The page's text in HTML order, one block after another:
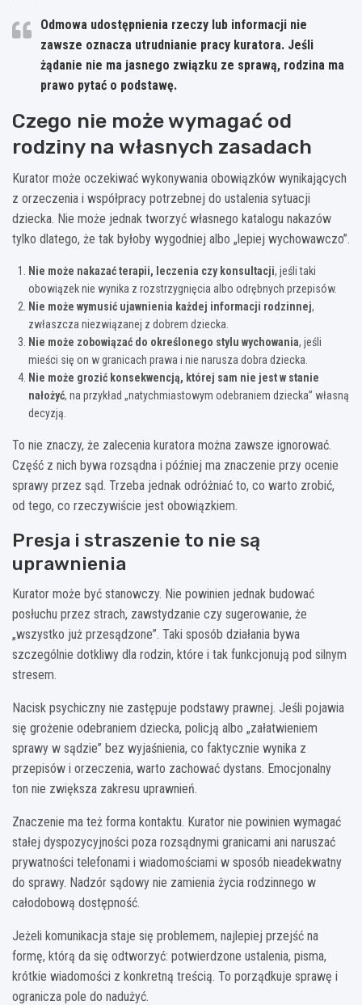
Odmowa udostępnienia rzeczy lub informacji nie
zawsze oznacza utrudnianie pracy kuratora. Jeśli
żądanie nie ma jasnego związku ze sprawą, rodzina ma
prawo pytać o podstawę.
Czego nie może wymagać od
rodziny na własnych zasadach
Kurator może oczekiwać wykonywania obowiązków wynikających
z orzeczenia i współpracy potrzebnej do ustalenia sytuacji
dziecka. Nie może jednak tworzyć własnego katalogu nakazów
tylko dlatego, że tak byłoby wygodniej albo „lepiej wychowawczo”.
Nie może nakazać terapii, leczenia czy konsultacji, jeśli taki
obowiązek nie wynika z rozstrzygnięcia albo odrębnych przepisów.
Nie może wymusić ujawnienia każdej informacji rodzinnej,
zwłaszcza niezwiązanej z dobrem dziecka.
Nie może zobowiązać do określonego stylu wychowania, jeśli
mieści się on w granicach prawa i nie narusza dobra dziecka.
Nie może grozić konsekwencją, której sam nie jest w stanie
nałożyć, na przykład „natychmiastowym odebraniem dziecka” własną
decyzją.
To nie znaczy, że zalecenia kuratora można zawsze ignorować.
Część z nich bywa rozsądna i później ma znaczenie przy ocenie
sprawy przez sąd. Trzeba jednak odróżniać to, co warto zrobić,
od tego, co rzeczywiście jest obowiązkiem.
Presja i straszenie to nie są
uprawnienia
Kurator może być stanowczy. Nie powinien jednak budować
posłuchu przez strach, zawstydzanie czy sugerowanie, że
„wszystko już przesądzone”. Taki sposób działania bywa
szczególnie dotkliwy dla rodzin, które i tak funkcjonują pod silnym
stresem.
Nacisk psychiczny nie zastępuje podstawy prawnej. Jeśli pojawia
się grożenie odebraniem dziecka, policją albo „załatwieniem
sprawy w sądzie” bez wyjaśnienia, co faktycznie wynika z
przepisów i orzeczenia, warto zachować dystans. Emocjonalny
ton nie zwiększa zakresu uprawnień.
Znaczenie ma też forma kontaktu. Kurator nie powinien wymagać
stałej dyspozycyjności poza rozsądnymi granicami ani naruszać
prywatności telefonami i wiadomościami w sposób nieadekwatny
do sprawy. Nadzór sądowy nie zamienia życia rodzinnego w
całodobową dostępność.
Jeżeli komunikacja staje się problemem, najlepiej przejść na
formę, którą da się odtworzyć: potwierdzone ustalenia, pisma,
krótkie wiadomości z konkretną treścią. To porządkuje sprawę i
ogranicza pole do nadużyć.